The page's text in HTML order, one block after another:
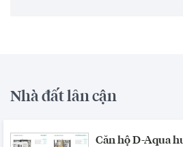
Nhà đất lân cận
Căn hộ D-Aqua